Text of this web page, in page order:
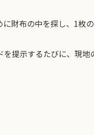
財布の中を探し、1枚
を提示するたびに、現